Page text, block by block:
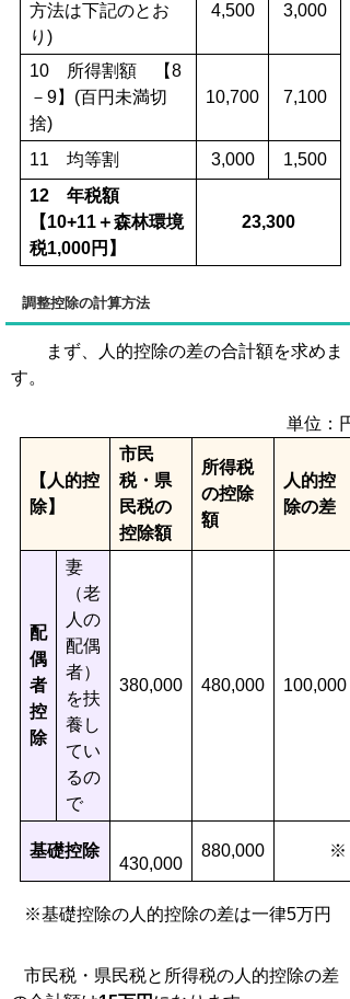
方法は下記のとお
り)
4,500 3,000
10 所得割額 【8
－9】(百円未満切
捨)
10,700 7,100
11 均等割 3,000
1,500
12 年税額
【10+11＋森林環境
税1,000円】
23,300
調整控除の計算方法
まず、人的控除の差の合計額を求めま
す。
単位：円
【人的控
除】
市民
税・県
民税の
控除額
所得税
の控除
額
人的控
除の差
配
偶
者
控
除
妻
（老
人の
配偶
者）
を扶
養し
てい
るの
で
380,000 480,000 100,000
基礎控除
430,000
880,000 ※
※基礎控除の人的控除の差は一律5万円
市民税・県民税と所得税の人的控除の差